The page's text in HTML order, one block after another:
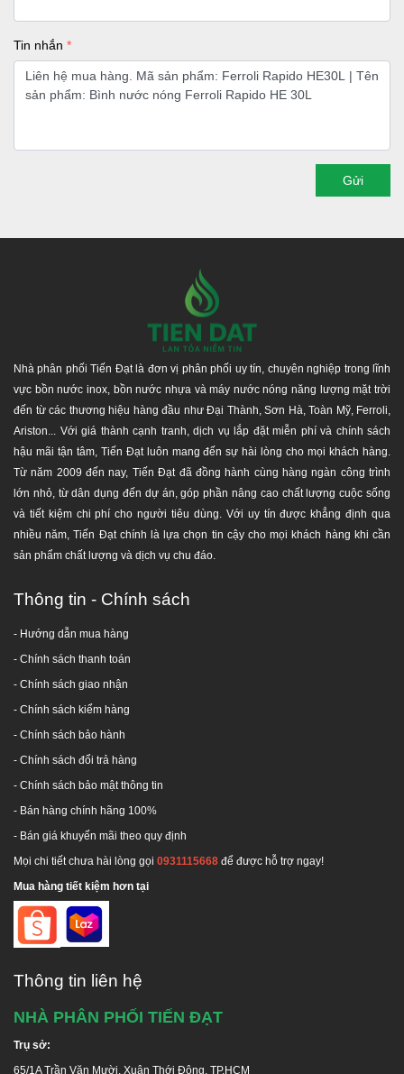
Tin nhắn
Gửi
Nhà phân phối Tiến Đạt là đơn vị phân phối uy tín, chuyên nghiệp trong lĩnh
vực bồn nước inox, bồn nước nhựa và máy nước nóng năng lượng mặt trời
đến từ các thương hiệu hàng đầu như Đại Thành, Sơn Hà, Toàn Mỹ, Ferroli,
Ariston... Với giá thành cạnh tranh, dịch vụ lắp đặt miễn phí và chính sách
hậu mãi tận tâm, Tiến Đạt luôn mang đến sự hài lòng cho mọi khách hàng.
Từ năm 2009 đến nay, Tiến Đạt đã đồng hành cùng hàng ngàn công trình
lớn nhỏ, từ dân dụng đến dự án, góp phần nâng cao chất lượng cuộc sống
và tiết kiệm chi phí cho người tiêu dùng. Với uy tín được khẳng định qua
nhiều năm, Tiến Đạt chính là lựa chọn tin cậy cho mọi khách hàng khi cần
sản phẩm chất lượng và dịch vụ chu đáo.
Thông tin - Chính sách
- Hướng dẫn mua hàng
- Chính sách thanh toán
- Chính sách giao nhận
- Chính sách kiểm hàng
- Chính sách bảo hành
- Chính sách đổi trả hàng
- Chính sách bảo mật thông tin
- Bán hàng chính hãng 100%
- Bán giá khuyến mãi theo quy định
Mọi chi tiết chưa hài lòng gọi 0931115668 để được hỗ trợ ngay!
Mua hàng tiết kiệm hơn tại
Thông tin liên hệ
NHÀ PHÂN PHỐI TIẾN ĐẠT
Trụ sở:
65/1A Trần Văn Mười, Xuân Thới Đông, TP.HCM